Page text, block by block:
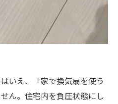
いえ、「家で換気扇を使う
ん。住宅内を負圧状態にし